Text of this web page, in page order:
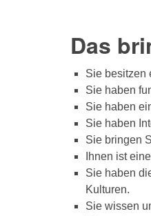
Das
Sie besitzen
Sie haben
Sie haben
Sie haben
Sie bringen
Ihnen ist
Sie haben
Kulturen.
Sie wissen